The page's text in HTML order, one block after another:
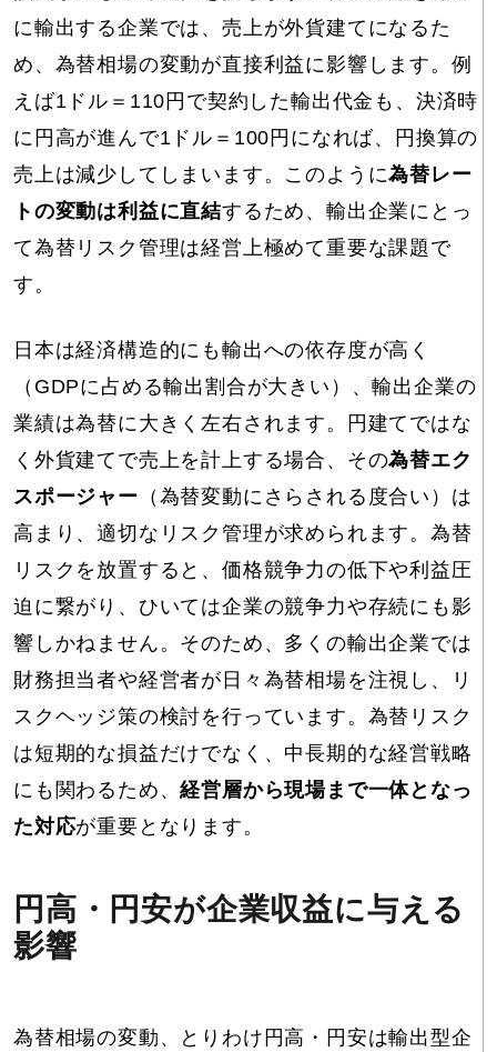
に輸出する企業では、売上が外貨建てになるた
め、為替相場の変動が直接利益に影響します。例
えば1ドル＝110円で契約した輸出代金も、決済時
に円高が進んで1ドル＝100円になれば、円換算の
売上は減少してしまいます。このように為替レー
トの変動は利益に直結するため、輸出企業にとっ
て為替リスク管理は経営上極めて重要な課題で
す。
日本は経済構造的にも輸出への依存度が高く
（GDPに占める輸出割合が大きい）、輸出企業の
業績は為替に大きく左右されます。円建てではな
く外貨建てで売上を計上する場合、その為替エク
スポージャー （為替変動にさらされる度合い）は
高まり、適切なリスク管理が求められます。為替
リスクを放置すると、価格競争力の低下や利益圧
迫に繋がり、ひいては企業の競争力や存続にも影
響しかねません。そのため、多くの輸出企業では
財務担当者や経営者が日々為替相場を注視し、リ
スクヘッジ策の検討を行っています。為替リスク
は短期的な損益だけでなく、中長期的な経営戦略
にも関わるため、経営層から現場まで一体となっ
た対応が重要となります。
円高・円安が企業収益に与える
影響
為替相場の変動、とりわけ円高・円安は輸出型企